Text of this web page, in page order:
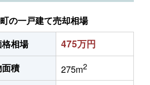
の一戸建て売却相場
相場
475万円
積 275m2